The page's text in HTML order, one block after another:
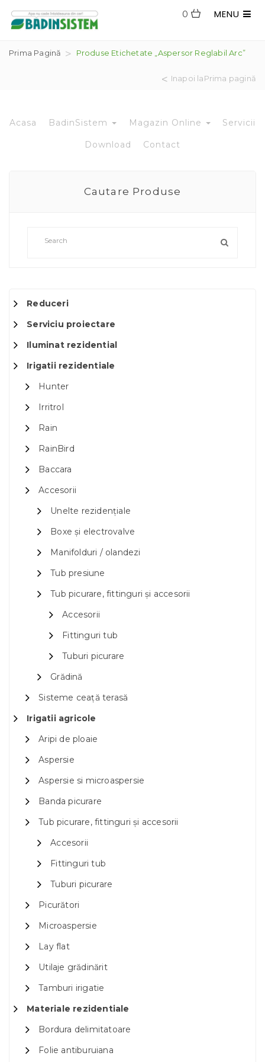
MENU
0
Prima Pagină Produse Etichetate „aspersor Reglabil Arc”
Inapoi laPrima pagină
Acasa BadinSistem Magazin Online Servicii
Download Contact
Cautare Produse
Reduceri
Serviciu proiectare
Iluminat rezidential
Irigatii rezidentiale
Hunter
Irritrol
Rain
RainBird
Baccara
Accesorii
Unelte rezidențiale
Boxe și electrovalve
Manifolduri / olandezi
Tub presiune
Tub picurare, fittinguri și accesorii
Accesorii
Fittinguri tub
Tuburi picurare
Grădină
Sisteme ceață terasă
Irigatii agricole
Aripi de ploaie
Aspersie
Aspersie si microaspersie
Banda picurare
Tub picurare, fittinguri și accesorii
Accesorii
Fittinguri tub
Tuburi picurare
Picurători
Microaspersie
Lay flat
Utilaje grădinărit
Tamburi irigatie
Materiale rezidentiale
Bordura delimitatoare
Folie antiburuiana